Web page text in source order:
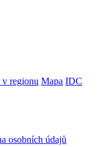
regionu Mapa IDC
osobních údajů